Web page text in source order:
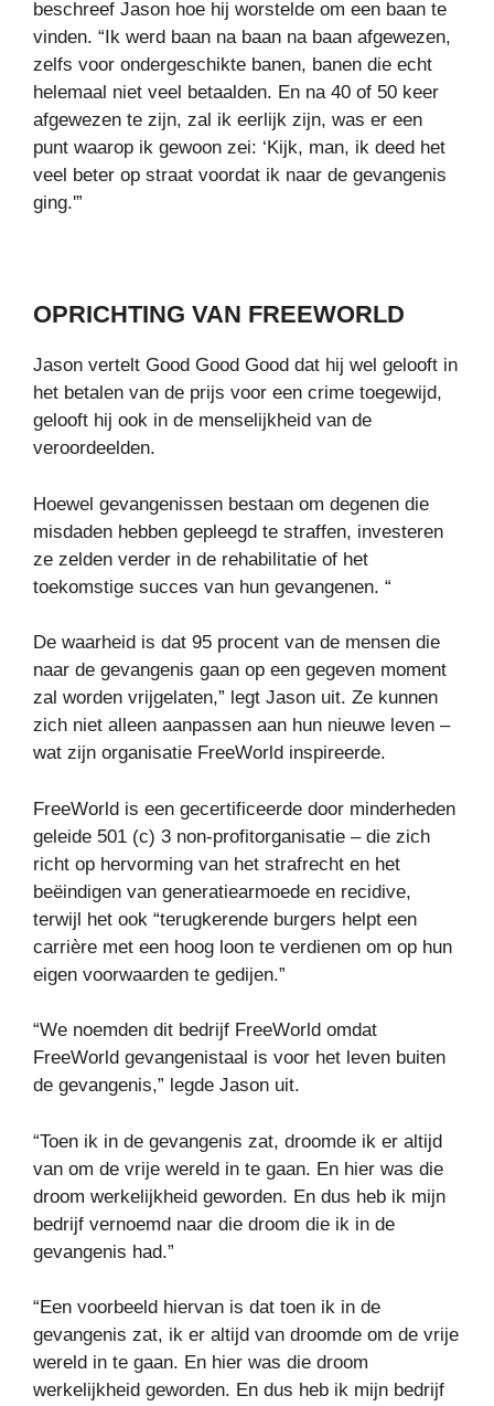
beschreef Jason hoe hij worstelde om een baan te
vinden. “Ik werd baan na baan na baan afgewezen,
zelfs voor ondergeschikte banen, banen die echt
helemaal niet veel betaalden. En na 40 of 50 keer
afgewezen te zijn, zal ik eerlijk zijn, was er een
punt waarop ik gewoon zei: ‘Kijk, man, ik deed het
veel beter op straat voordat ik naar de gevangenis
ging.'”
OPRICHTING VAN FREEWORLD
Jason vertelt Good Good Good dat hij wel gelooft in
het betalen van de prijs voor een crime toegewijd,
gelooft hij ook in de menselijkheid van de
veroordeelden.
Hoewel gevangenissen bestaan om degenen die
misdaden hebben gepleegd te straffen, investeren
ze zelden verder in de rehabilitatie of het
toekomstige succes van hun gevangenen. “
De waarheid is dat 95 procent van de mensen die
naar de gevangenis gaan op een gegeven moment
zal worden vrijgelaten,” legt Jason uit. Ze kunnen
zich niet alleen aanpassen aan hun nieuwe leven –
wat zijn organisatie FreeWorld inspireerde.
FreeWorld is een gecertificeerde door minderheden
geleide 501 (c) 3 non-profitorganisatie – die zich
richt op hervorming van het strafrecht en het
beëindigen van generatiearmoede en recidive,
terwijl het ook “terugkerende burgers helpt een
carrière met een hoog loon te verdienen om op hun
eigen voorwaarden te gedijen.”
“We noemden dit bedrijf FreeWorld omdat
FreeWorld gevangenistaal is voor het leven buiten
de gevangenis,” legde Jason uit.
“Toen ik in de gevangenis zat, droomde ik er altijd
van om de vrije wereld in te gaan. En hier was die
droom werkelijkheid geworden. En dus heb ik mijn
bedrijf vernoemd naar die droom die ik in de
gevangenis had.”
“Een voorbeeld hiervan is dat toen ik in de
gevangenis zat, ik er altijd van droomde om de vrije
wereld in te gaan. En hier was die droom
werkelijkheid geworden. En dus heb ik mijn bedrijf